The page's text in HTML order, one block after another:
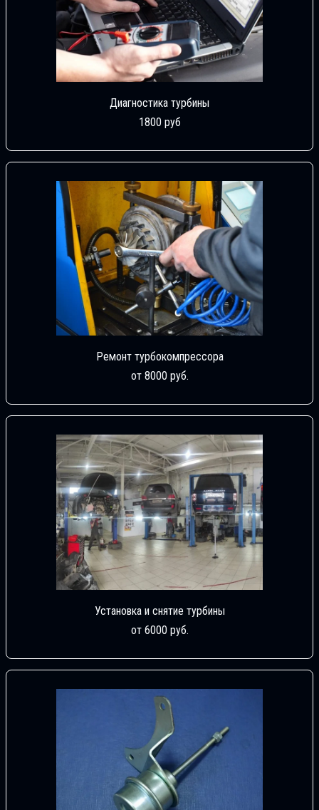
Диагностика турбины
1800 руб
Ремонт турбокомпрессора
от 8000 руб.
Установка и снятие турбины
от 6000 руб.